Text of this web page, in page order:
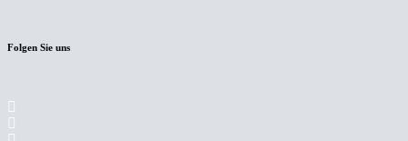
Folgen Sie uns